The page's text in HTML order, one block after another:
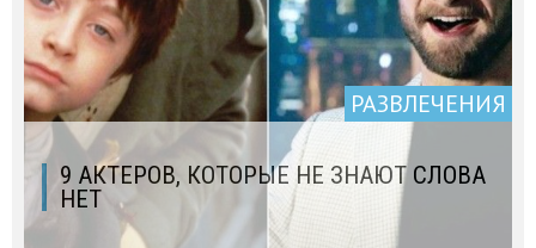
РАЗВЛЕЧЕНИЯ
9 АКТЕРОВ, КОТОРЫЕ НЕ ЗНАЮТ СЛОВА
НЕТ